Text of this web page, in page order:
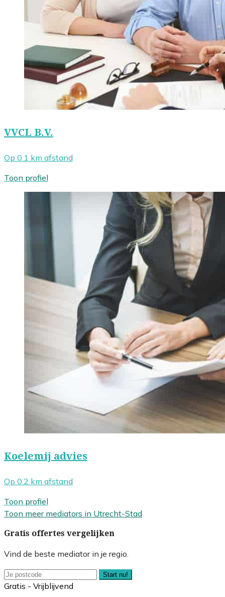
VVCL B.V.
Op 0.1 km afstand
Toon profiel
Koelemij advies
Op 0.2 km afstand
Toon profiel
Toon meer mediators in Utrecht-Stad
Gratis offertes vergelijken
Vind de beste mediator in je regio.
Start nu!
Gratis - Vrijblijvend